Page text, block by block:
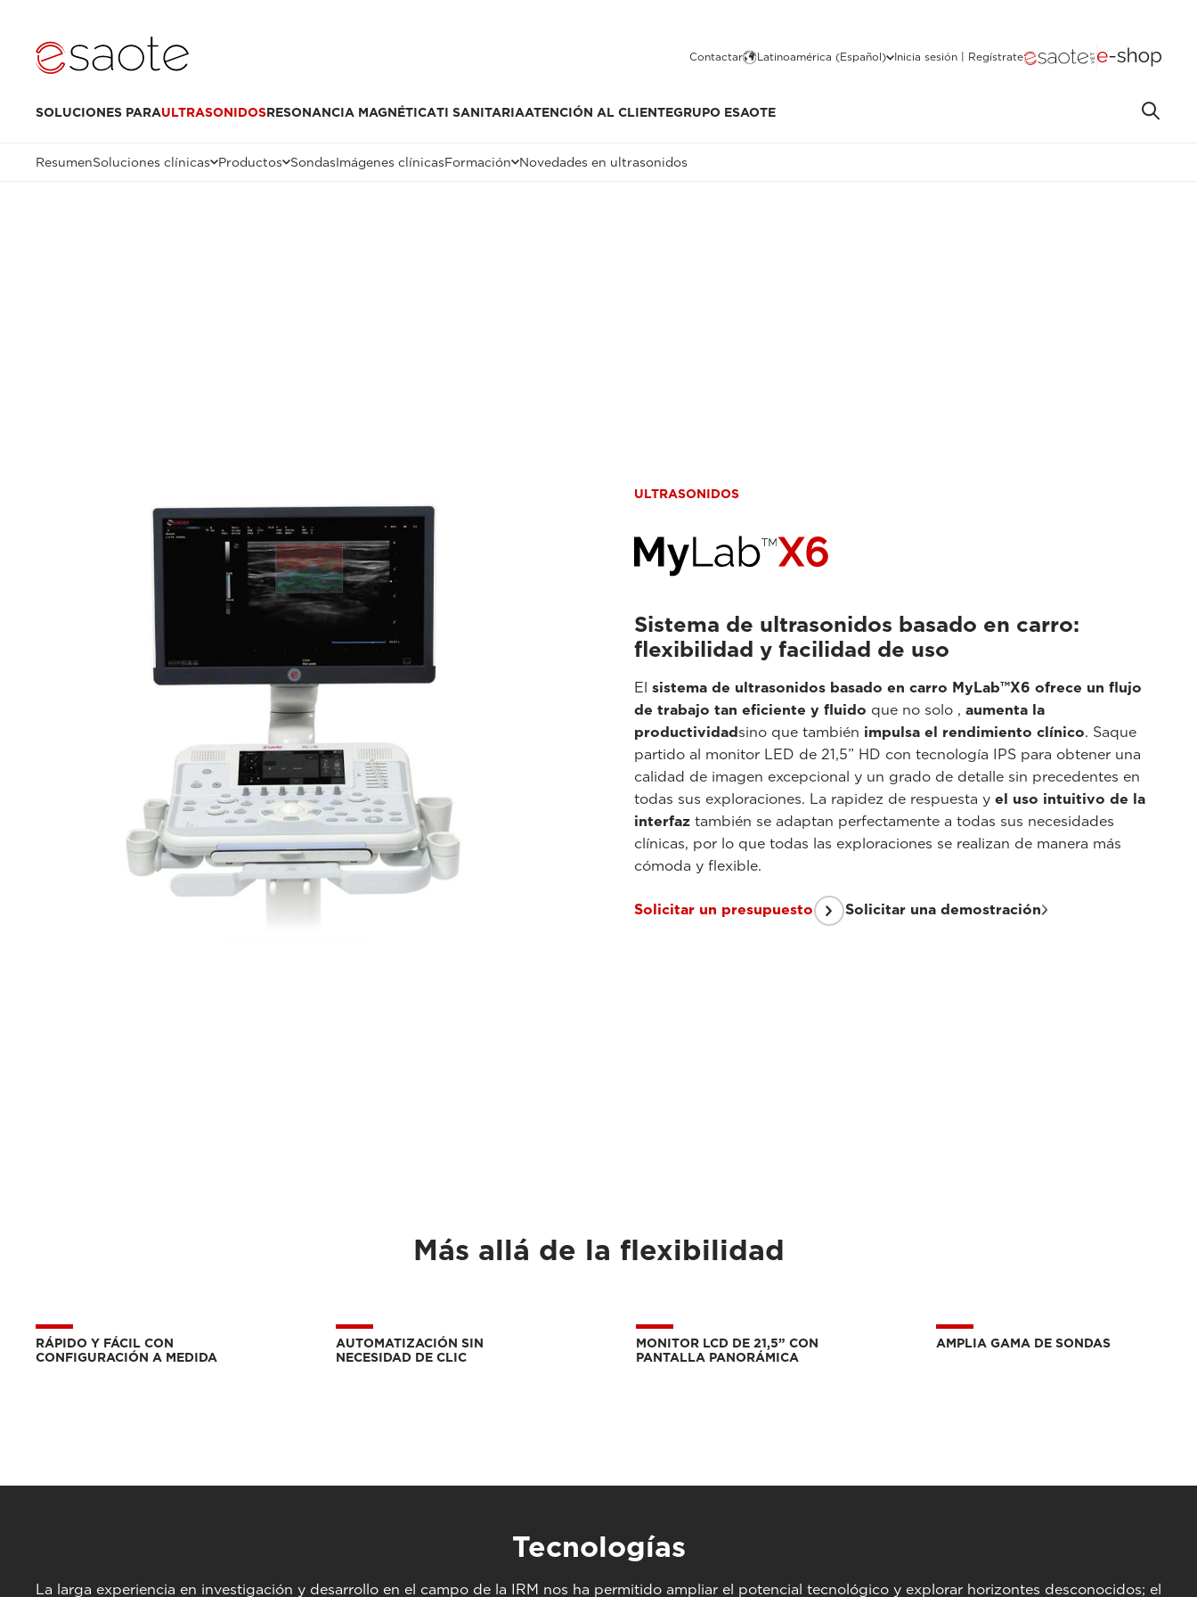
Contactar Latinoamérica (Español) Inicia sesión | Regístrate
SOLUCIONES PARAULTRASONIDOSRESONANCIA MAGNÉTICATI SANITARIAATENCIÓN AL CLIENTEGRUPO ESAOTE
ResumenSoluciones clínicas Productos SondasImágenes clínicasFormación Novedades en ultrasonidos
ULTRASONIDOS
Sistema de ultrasonidos basado en carro:
flexibilidad y facilidad de uso
El sistema de ultrasonidos basado en carro MyLab™X6 ofrece un flujo
de trabajo tan eficiente y fluido que no solo , aumenta la
productividadsino que también impulsa el rendimiento clínico. Saque
partido al monitor LED de 21,5” HD con tecnología IPS para obtener una
calidad de imagen excepcional y un grado de detalle sin precedentes en
todas sus exploraciones. La rapidez de respuesta y el uso intuitivo de la
interfaz también se adaptan perfectamente a todas sus necesidades
clínicas, por lo que todas las exploraciones se realizan de manera más
cómoda y flexible.
Solicitar un presupuesto Solicitar una demostración
Más allá de la flexibilidad
RÁPIDO Y FÁCIL CON
CONFIGURACIÓN A MEDIDA
AUTOMATIZACIÓN SIN
NECESIDAD DE CLIC
MONITOR LCD DE 21,5” CON
PANTALLA PANORÁMICA
AMPLIA GAMA DE SONDAS
Tecnologías
La larga experiencia en investigación y desarrollo en el campo de la IRM nos ha permitido ampliar el potencial tecnológico y explorar horizontes desconocidos; el